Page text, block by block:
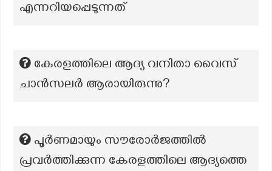
എന്നറിയപ്പെടുന്നത്
കേരളത്തിലെ ആദ്യ വനിതാ വൈസ്
ചാൻസലർ ആരായിരുന്നു?
പൂർണമായും സൗരോർജത്തിൽ
പ്രവർത്തിക്കുന്ന കേരളത്തിലെ ആദ്യത്തെ